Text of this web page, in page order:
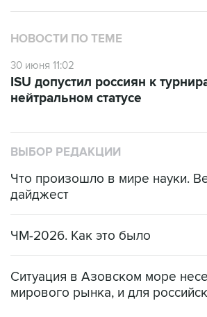
НОВОСТИ ПО ТЕМЕ
30 июня 11:02
ISU допустил россиян к
нейтральном статусе
ВЫБОР РЕДАКЦИИ
Что произошло в мире науки.
дайджест
ЧМ-2026. Как это было
Ситуация в Азовском море
мирового рынка, и для